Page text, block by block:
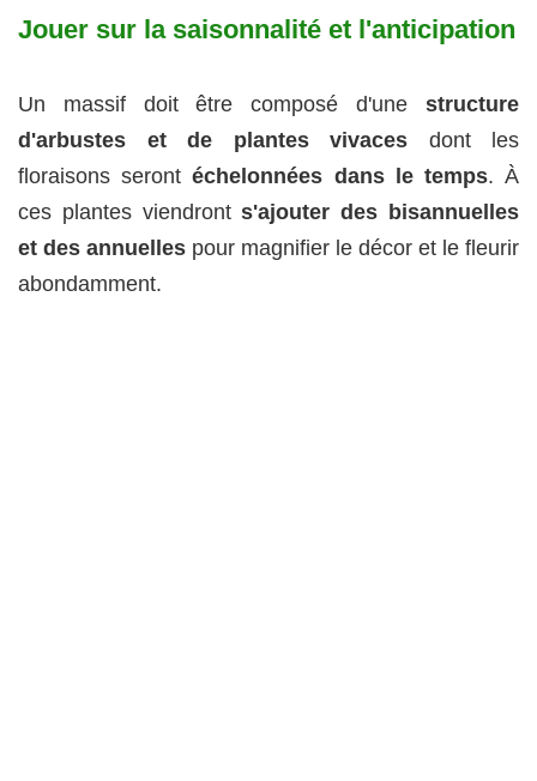
Jouer sur la saisonnalité et l'anticipation
Un massif doit être composé d'une structure
d'arbustes et de plantes vivaces dont les
floraisons serontéchelonnées dans le temps. À
ces plantes viendronts'ajouter des bisannuelles
et des annuelles pour magnifier le décor et le fleurir
abondamment.